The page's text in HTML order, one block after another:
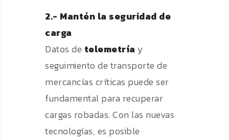
2.- Mantén la seguridad de
carga
Datos de telemetría y
seguimiento de transporte de
mercancías críticas puede ser
fundamental para recuperar
cargas robadas. Con las nuevas
tecnologías, es posible